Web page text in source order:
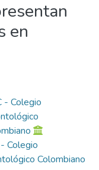
en
- Colegio
Colegio
Colombiano